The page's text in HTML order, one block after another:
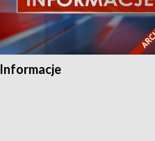
Informacje